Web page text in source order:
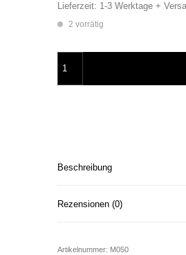
Lieferzeit: 1-3 Werktage +
2 vorrätig
Beschreibung
Rezensionen (0)
Artikelnummer: M050